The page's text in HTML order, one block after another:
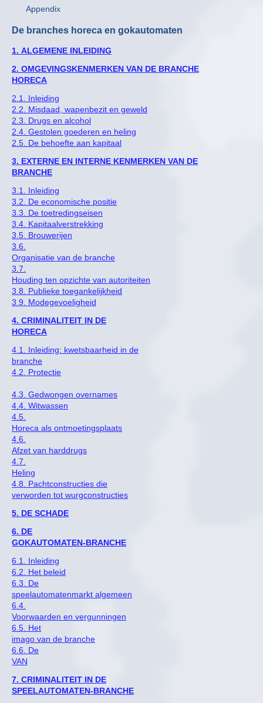
Appendix
De branches horeca en gokautomaten
1. ALGEMENE INLEIDING
2. OMGEVINGSKENMERKEN VAN DE BRANCHE
HORECA
2.1. Inleiding
2.2. Misdaad, wapenbezit en geweld
2.3. Drugs en alcohol
2.4. Gestolen goederen en heling
2.5. De behoefte aan kapitaal
3. EXTERNE EN INTERNE KENMERKEN VAN DE
BRANCHE
3.1. Inleiding
3.2. De economische positie
3.3. De toetredingseisen
3.4. Kapitaalverstrekking
3.5. Brouwerijen
3.6.
Organisatie van de branche
3.7.
Houding ten opzichte van autoriteiten
3.8. Publieke toegankelijkheid
3.9. Modegevoeligheid
4. CRIMINALITEIT IN DE
HORECA
4.1. Inleiding: kwetsbaarheid in de
branche
4.2. Protectie
4.3. Gedwongen overnames
4.4. Witwassen
4.5.
Horeca als ontmoetingsplaats
4.6.
Afzet van harddrugs
4.7.
Heling
4.8. Pachtconstructies die
verworden tot wurgconstructies
5. DE SCHADE
6. DE
GOKAUTOMATEN-BRANCHE
6.1. Inleiding
6.2. Het beleid
6.3. De
speelautomatenmarkt algemeen
6.4.
Voorwaarden en vergunningen
6.5. Het
imago van de branche
6.6. De
VAN
7. CRIMINALITEIT IN DE
SPEELAUTOMATEN-BRANCHE